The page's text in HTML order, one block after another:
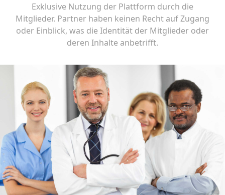
Exklusive Nutzung der Plattform durch die
Mitglieder. Partner haben keinen Recht auf Zugang
oder Einblick, was die Identität der Mitglieder oder
deren Inhalte anbetrifft.